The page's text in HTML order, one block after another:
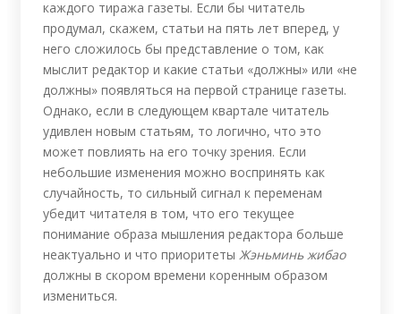
каждого тиража газеты. Если бы читатель
продумал, скажем, статьи на пять лет вперед, у
него сложилось бы представление о том, как
мыслит редактор и какие статьи «должны» или «не
должны» появляться на первой странице газеты.
Однако, если в следующем квартале читатель
удивлен новым статьям, то логично, что это
может повлиять на его точку зрения. Если
небольшие изменения можно воспринять как
случайность, то сильный сигнал к переменам
убедит читателя в том, что его текущее
понимание образа мышления редактора больше
неактуально и что приоритеты Жэньминь жибао
должны в скором времени коренным образом
измениться.